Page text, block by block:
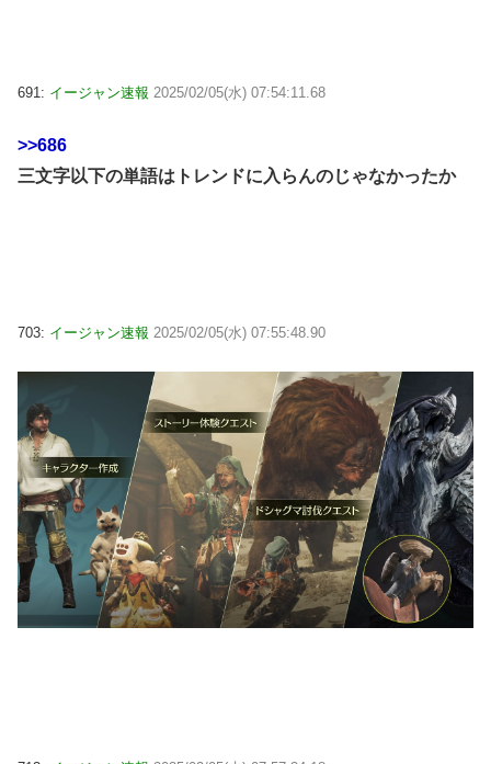
691: イージャン速報 2025/02/05(水) 07:54:11.68
>>686
三文字以下の単語はトレンドに入らんのじゃなかったか
703: イージャン速報 2025/02/05(水) 07:55:48.90